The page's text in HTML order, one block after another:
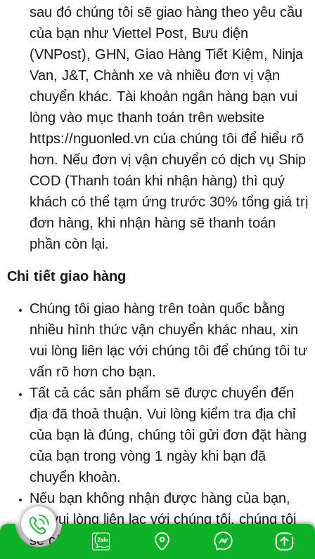
sau đó chúng tôi sẽ giao hàng theo yêu cầu
của bạn như Viettel Post, Bưu điện
(VNPost), GHN, Giao Hàng Tiết Kiệm, Ninja
Van, J&T, Chành xe và nhiều đơn vị vận
chuyển khác. Tài khoản ngân hàng bạn vui
lòng vào mục thanh toán trên website
https://nguonled.vn của chúng tôi để hiểu rõ
hơn. Nếu đơn vị vận chuyển có dịch vụ Ship
COD (Thanh toán khi nhận hàng) thì quý
khách có thể tạm ứng trước 30% tổng giá trị
đơn hàng, khi nhận hàng sẽ thanh toán
phần còn lại.
Chi tiết giao hàng
Chúng tôi giao hàng trên toàn quốc bằng
nhiều hình thức vận chuyển khác nhau, xin
vui lòng liên lạc với chúng tôi để chúng tôi tư
vấn rõ hơn cho bạn.
Tất cả các sản phẩm sẽ được chuyển đến
địa đã thoả thuận. Vui lòng kiểm tra địa chỉ
của bạn là đúng, chúng tôi gửi đơn đặt hàng
của bạn trong vòng 1 ngày khi bạn đã
chuyển khoản.
Nếu bạn không nhận được hàng của bạn,
xin vui lòng liên lạc với chúng tôi, chúng tôi
sẽ cố gắng hết sức mình để giải quyết bất